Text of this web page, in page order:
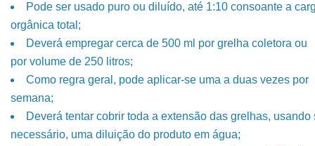
Pode ser usado puro ou diluído, até 1:10 consoante a
orgânica total;
Deverá empregar cerca de 500 ml por grelha coletora ou
por volume de 250 litros;
Como regra geral, pode aplicar-se uma a duas vezes por
semana;
Deverá tentar cobrir toda a extensão das grelhas, usando
necessário, uma diluição do produto em água;